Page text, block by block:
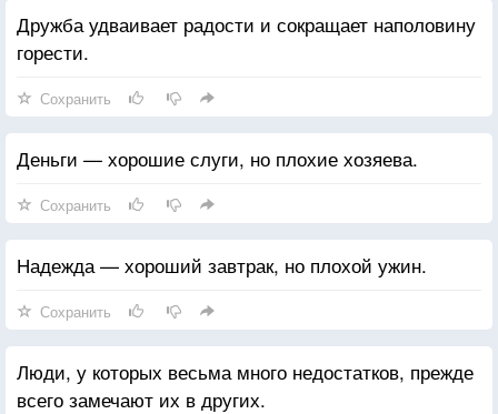
Дружба удваивает радости и сокращает наполовину
горести.
Сохранить
Деньги — хорошие слуги, но плохие хозяева.
Сохранить
Надежда — хороший завтрак, но плохой ужин.
Сохранить
Люди, у которых весьма много недостатков, прежде
всего замечают их в других.